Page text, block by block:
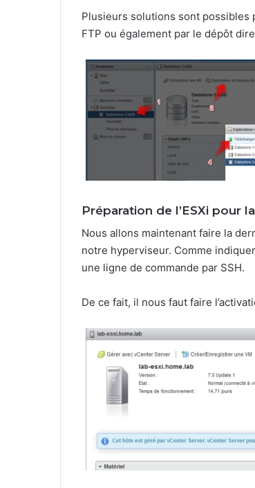
Plusieurs solutions sont possibles
FTP ou également par le dépôt
Préparation de l’ESXi pour
Nous allons maintenant faire la
notre hyperviseur. Comme
une ligne de commande par SSH.
De ce fait, il nous faut faire